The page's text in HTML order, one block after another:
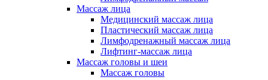
Массаж лица
Медицинский массаж лица
Пластический массаж лица
Лимфодренажный массаж лица
Лифтинг-массаж лица
Массаж головы и шеи
Массаж головы